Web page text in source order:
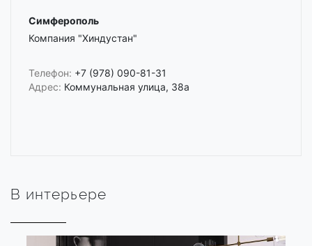
Симферополь
Компания "Хиндустан"
Телефон: +7 (978) 090-81-31
Адрес: Коммунальная улица, 38а
В интерьере